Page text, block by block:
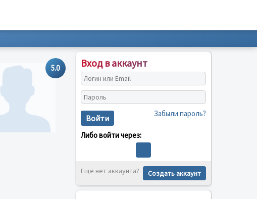
5.0 Вход в аккаунт
Войти Забыли пароль?
Либо войти через:
Ещё нет аккаунта? Создать аккаунт